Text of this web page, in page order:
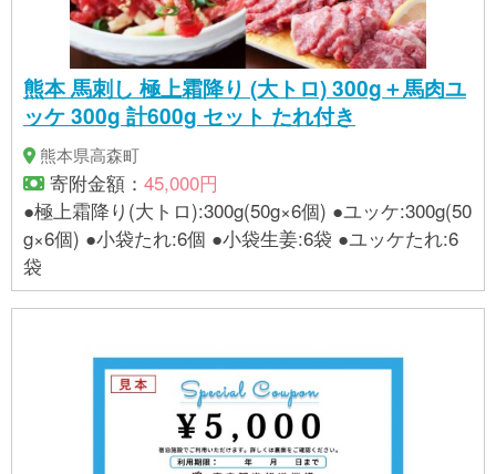
熊本 馬刺し 極上霜降り (大トロ) 300g＋馬肉ユ
ッケ 300g 計600g セット たれ付き
熊本県高森町
寄附金額： 45,000円
●極上霜降り(大トロ):300g(50g×6個) ●ユッケ:300g(50
g×6個) ●小袋たれ:6個 ●小袋生姜:6袋 ●ユッケたれ:6
袋